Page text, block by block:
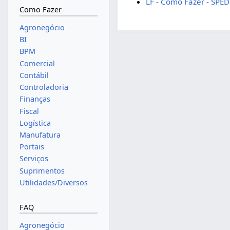
Como Fazer
Agronegócio
BI
BPM
Comercial
Contábil
Controladoria
Finanças
Fiscal
Logística
Manufatura
Portais
Serviços
Suprimentos
Utilidades/Diversos
FAQ
Agronegócio